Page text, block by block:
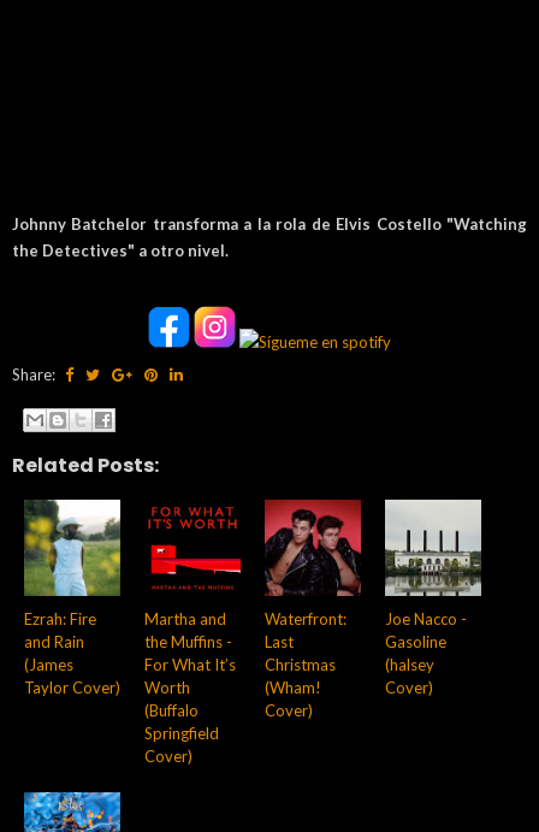
Johnny Batchelor transforma a la rola de Elvis Costello "Watching
the Detectives" a otro nivel.
Share:
Related Posts:
Ezrah: Fire
and Rain
(James
Taylor Cover)
Martha and
the Muffins -
For What It’s
Worth
(Buffalo
Springfield
Cover)
Waterfront:
Last
Christmas
(Wham!
Cover)
Joe Nacco -
Gasoline
(halsey
Cover)